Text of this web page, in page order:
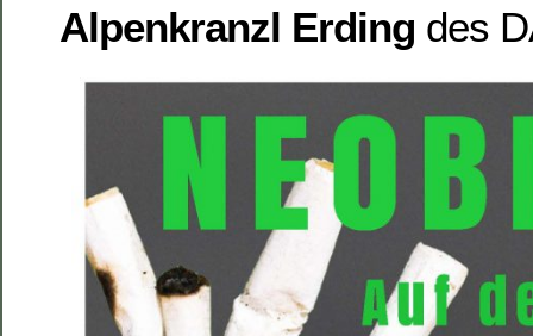
Alpenkranzl Erding des